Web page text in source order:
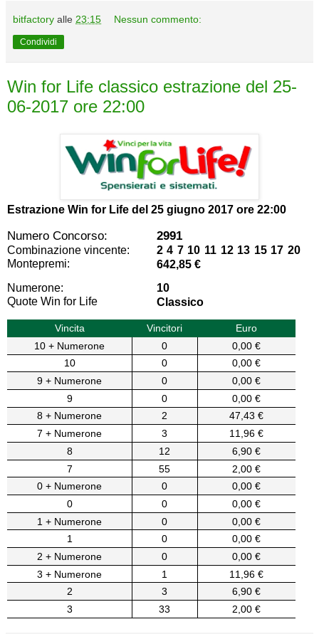
bitfactory alle 23:15 Nessun commento:
Condividi
Win for Life classico estrazione del 25-
06-2017 ore 22:00
Estrazione Win for Life del 25 giugno 2017 ore 22:00
Numero Concorso: 2991
Combinazione vincente:
2 4 7 10 11 12 13 15 17 20
Montepremi:
642,85 €
Numerone:
10
Quote Win for Life
Classico
Vincita Vincitori
Euro
10 + Numerone
0
0,00 €
10
0
0,00 €
9 + Numerone
0
0,00 €
9
0
0,00 €
8 + Numerone
2
47,43 €
7 + Numerone
3
11,96 €
8
12
6,90 €
7
55
2,00 €
0 + Numerone
0
0,00 €
0
0
0,00 €
1 + Numerone
0
0,00 €
1
0
0,00 €
2 + Numerone
0
0,00 €
3 + Numerone
1
11,96 €
2
3
6,90 €
3
33 2,00 €